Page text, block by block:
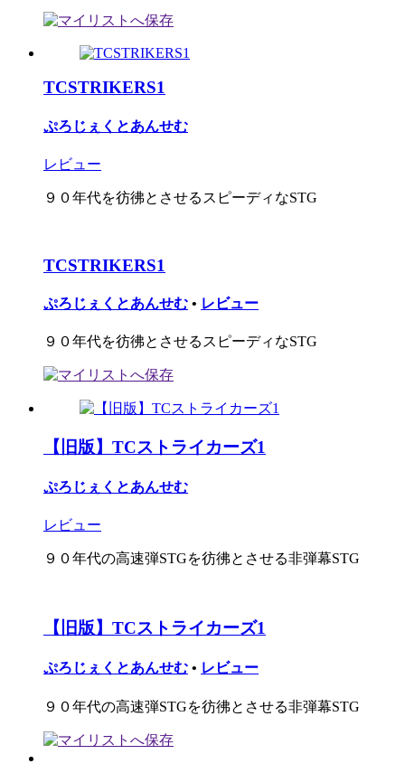
TCSTRIKERS1
ぷろじぇくとあんせむ
レビュー
９０年代を彷彿とさせるスピーディなSTG
TCSTRIKERS1
ぷろじぇくとあんせむ • レビュー
９０年代を彷彿とさせるスピーディなSTG
【旧版】TCストライカーズ1
ぷろじぇくとあんせむ
レビュー
９０年代の高速弾STGを彷彿とさせる非弾幕STG
【旧版】TCストライカーズ1
ぷろじぇくとあんせむ • レビュー
９０年代の高速弾STGを彷彿とさせる非弾幕STG